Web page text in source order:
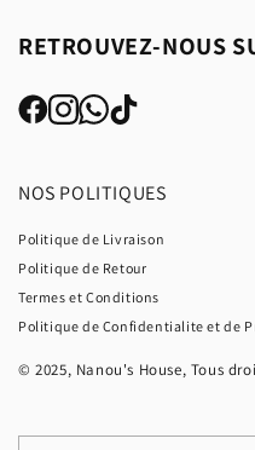
RETROUVEZ-NOUS
NOS POLITIQUES
Politique de Livraison
Politique de Retour
Termes et Conditions
Politique de Confidentialite et de
© 2025, Nanou's House, Tous